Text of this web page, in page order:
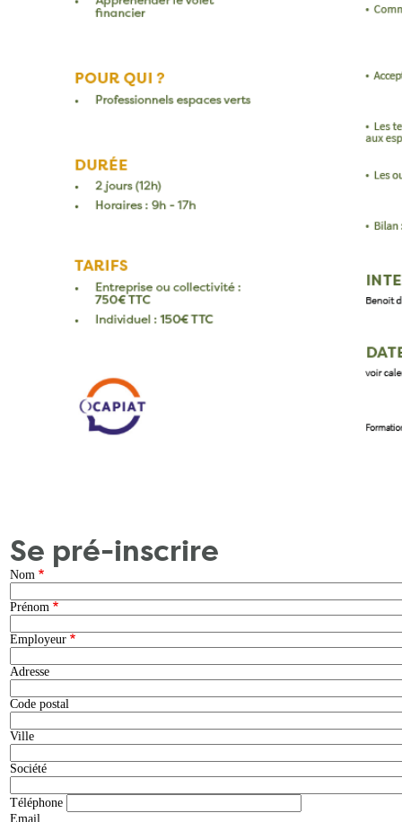
Se pré-inscrire
Nom
Prénom
Employeur
Adresse
Code postal
Ville
Société
Téléphone
Email